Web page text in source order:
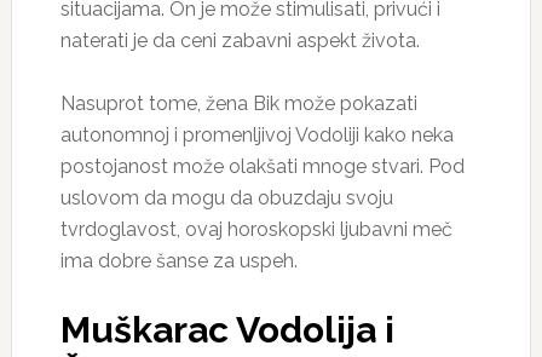
situacijama. On je može stimulisati, privući i
naterati je da ceni zabavni aspekt života.
Nasuprot tome, žena Bik može pokazati
autonomnoj i promenljivoj Vodoliji kako neka
postojanost može olakšati mnoge stvari. Pod
uslovom da mogu da obuzdaju svoju
tvrdoglavost, ovaj horoskopski ljubavni meč
ima dobre šanse za uspeh.
Muškarac Vodolija i